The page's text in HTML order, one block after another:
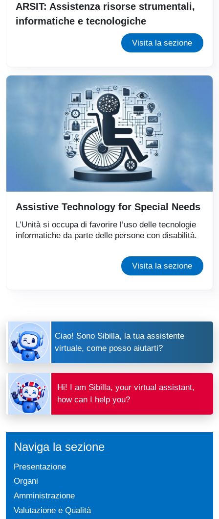
ARSIT: Assistenza risorse strumentali,
informatiche e tecnologiche
Visita la sezione
Assistive Technology for Special Needs
L’Unità si occupa di favorire l’uso delle tecnologie
informatiche da parte delle persone con disabilità.
Visita la sezione
Ciao! Sono Sibilla, la tua assistente
virtuale, come posso aiutarti?
Hi! I am Sibilla, your virtual assistant,
how can I help you?
Naviga la sezione
Presentazione
Organi
Amministrazione
Valutazione e Qualità